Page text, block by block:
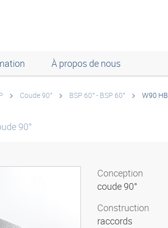
À propos de nous
Coude 90° BSP 60° - BSP 60° W90 HB
90°
Conception
coude 90°
Construction
raccords